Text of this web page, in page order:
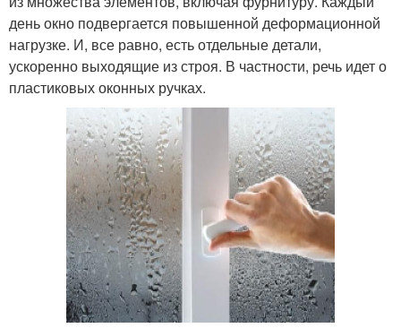
день окно подвергается повышенной деформационной
нагрузке. И, все равно, есть отдельные детали,
ускоренно выходящие из строя. В частности, речь идет о
пластиковых оконных ручках.